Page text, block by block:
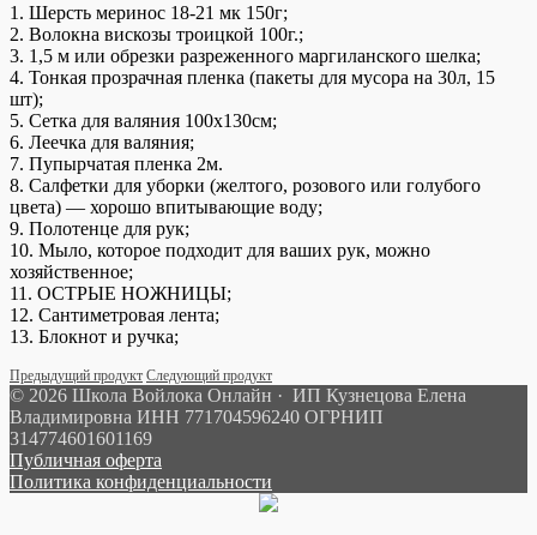
1. Шерсть меринос 18-21 мк 150г;
2. Волокна вискозы троицкой 100г.;
3. 1,5 м или обрезки разреженного маргиланского шелка;
4. Тонкая прозрачная пленка (пакеты для мусора на 30л, 15
шт);
5. Сетка для валяния 100х130см;
6. Леечка для валяния;
7. Пупырчатая пленка 2м.
8. Салфетки для уборки (желтого, розового или голубого
цвета) — хорошо впитывающие воду;
9. Полотенце для рук;
10. Мыло, которое подходит для ваших рук, можно
хозяйственное;
11. ОСТРЫЕ НОЖНИЦЫ;
12. Сантиметровая лента;
13. Блокнот и ручка;
Предыдущий продукт Следующий продукт
© 2026 Школа Войлока Онлайн · ИП Кузнецова Елена
Владимировна ИНН 771704596240 ОГРНИП
314774601601169
Публичная оферта
Политика конфиденциальности